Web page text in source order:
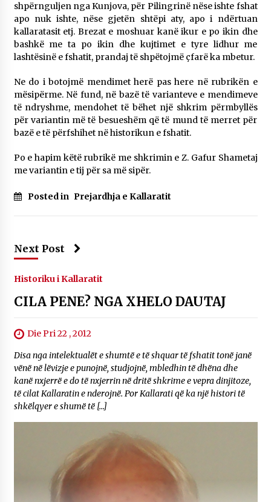
shpërnguljen nga Kunjova, për Pilingrinë nëse ishte fshat
apo nuk ishte, nëse gjetën shtëpi aty, apo i ndërtuan
kallaratasit etj. Brezat e moshuar kanë ikur e po ikin dhe
bashkë me ta po ikin dhe kujtimet e tyre lidhur me
lashtësinë e fshatit, prandaj të shpëtojmë çfarë ka mbetur.
Ne do i botojmë mendimet herë pas here në rubrikën e
mësipërme. Në fund, në bazë të varianteve e mendimeve
të ndryshme, mendohet të bëhet një shkrim përmbyllës
për variantin më të besueshëm që të mund të merret për
bazë e të përfshihet në historikun e fshatit.
Po e hapim këtë rubrikë me shkrimin e Z. Gafur Shametaj
me variantin e tij për sa më sipër.
Posted in Prejardhja e Kallaratit
Next Post
Historiku i Kallaratit
CILA PENE? NGA XHELO DAUTAJ
Die Pri 22 , 2012
Disa nga intelektualët e shumtë e të shquar të fshatit tonë janë
vënë në lëvizje e punojnë, studjojnë, mbledhin të dhëna dhe
kanë nxjerrë e do të nxjerrin në dritë shkrime e vepra dinjitoze,
të cilat Kallaratin e nderojnë. Por Kallarati që ka një histori të
shkëlqyer e shumë të […]